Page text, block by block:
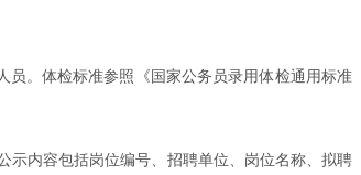
。体检标准参照《国家公务员录用体检通用标准
示内容包括岗位编号、招聘单位、岗位名称、拟聘